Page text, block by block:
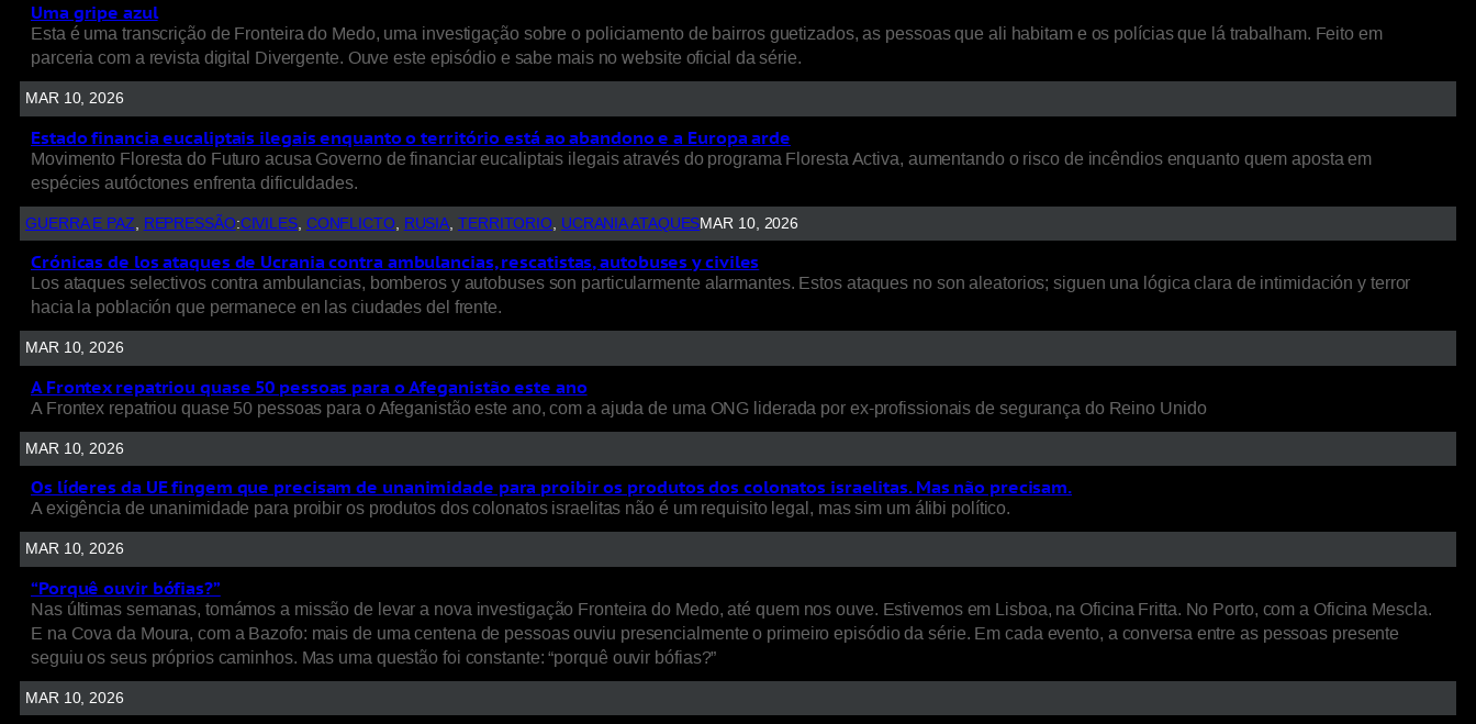
Uma gripe azul
Esta é uma transcrição de Fronteira do Medo, uma investigação sobre o policiamento de bairros guetizados, as pessoas que ali habitam e os polícias que lá trabalham. Feito em
parceria com a revista digital Divergente. Ouve este episódio e sabe mais no website oficial da série.
MAR 10, 2026
Estado financia eucaliptais ilegais enquanto o território está ao abandono e a Europa arde
Movimento Floresta do Futuro acusa Governo de financiar eucaliptais ilegais através do programa Floresta Activa, aumentando o risco de incêndios enquanto quem aposta em
espécies autóctones enfrenta dificuldades.
GUERRA E PAZ REPRESSÃO:CIVILES, CONFLICTO, RUSIA TERRITORIO UCRANIA ATAQUESMAR 10, 2026
Crónicas de los ataques de Ucrania contra ambulancias, rescatistas, autobuses y civiles
Los ataques selectivos contra ambulancias, bomberos y autobuses son particularmente alarmantes. Estos ataques no son aleatorios; siguen una lógica clara de intimidación y terror
hacia la población que permanece en las ciudades del frente.
MAR 10, 2026
A Frontex repatriou quase 50 pessoas para o Afeganistão este ano
A Frontex repatriou quase 50 pessoas para o Afeganistão este ano, com a ajuda de uma ONG liderada por ex-profissionais de segurança do Reino Unido
MAR 10, 2026
Os líderes da UE fingem que precisam de unanimidade para proibir os produtos dos colonatos israelitas. Mas não precisam.
A exigência de unanimidade para proibir os produtos dos colonatos israelitas não é um requisito legal, mas sim um álibi político.
MAR 10, 2026
“Porquê ouvir bófias?”
Nas últimas semanas, tomámos a missão de levar a nova investigação Fronteira do Medo, até quem nos ouve. Estivemos em Lisboa, na Oficina Fritta. No Porto, com a Oficina Mescla.
E na Cova da Moura, com a Bazofo: mais de uma centena de pessoas ouviu presencialmente o primeiro episódio da série. Em cada evento, a conversa entre as pessoas presente
seguiu os seus próprios caminhos. Mas uma questão foi constante: “porquê ouvir bófias?”
MAR 10, 2026